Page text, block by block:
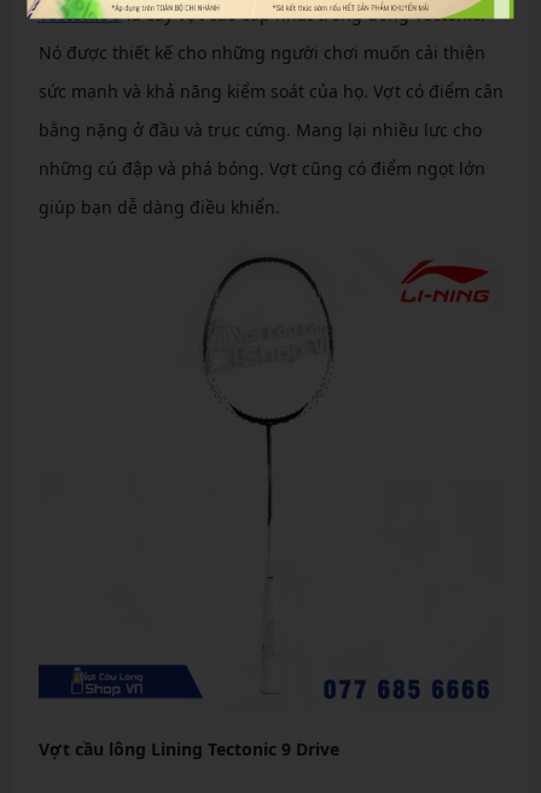
Tectonic 9là cây vợt cao cấp nhất trong dòng Tectonic.
Nó được thiết kế cho những người chơi muốn cải thiện
sức mạnh và khả năng kiểm soát của họ. Vợt có điểm cân
bằng nặng ở đầu và trục cứng. Mang lại nhiều lực cho
những cú đập và phá bóng. Vợt cũng có điểm ngọt lớn
giúp bạn dễ dàng điều khiển.
Vợt cầu lông Lining Tectonic 9 Drive